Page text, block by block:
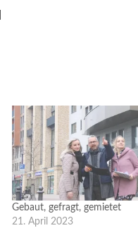
Gebaut, gefragt, gemietet
21. April 2023